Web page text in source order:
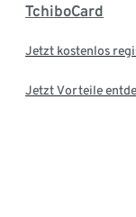
TchiboCard
Jetzt kostenlos
Jetzt Vorteile